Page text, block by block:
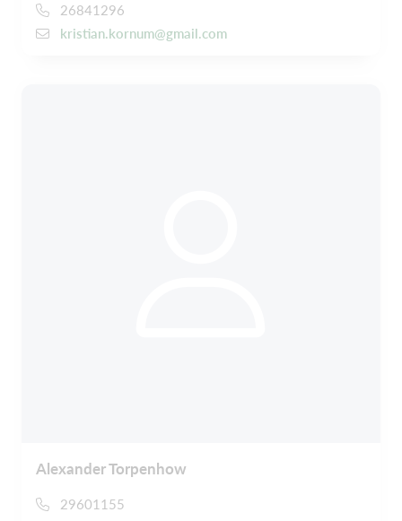
26841296
kristian.kornum@gmail.com
Alexander Torpenhow
29601155